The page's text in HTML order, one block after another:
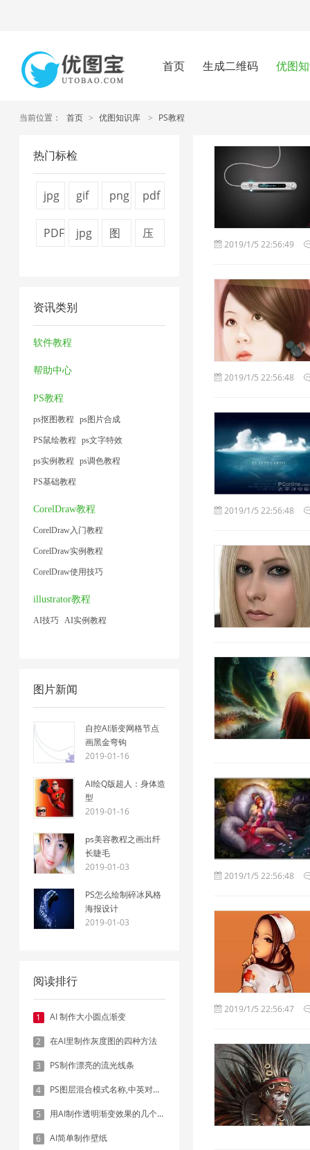
首页 生成二维码 优图
当前位置： 首页 > 优图知识库 > PS教程
热门标检
jpg
缩
1
gif
png
1
pdf
1
PDF
压
缩
1
jpg
1
图
压
资讯类别
软件教程
帮助中心
PS教程
ps抠图教程 ps图片合成
PS鼠绘教程 ps文字特效
ps实例教程 ps调色教程
PS基础教程
CorelDraw教程
CorelDraw入门教程
CorelDraw实例教程
CorelDraw使用技巧
illustrator教程
AI技巧 AI实例教程
图片新闻
自控AI渐变网格节点
画黑金弯钩
2019-01-16
AI绘Q版超人：身体造
型
2019-01-16
ps美容教程之画出纤
长睫毛
2019-01-03
PS怎么绘制碎冰风格
海报设计
2019-01-03
阅读排行
1 AI 制作大小圆点渐变
2 在AI里制作灰度图的四种方法
3 PS制作漂亮的流光线条
4 PS图层混合模式名称,中英对照表
5 用AI制作透明渐变效果的几个方法
6 AI简单制作壁纸
2019/1/5 22:56:49
2019/1/5 22:56:48
2019/1/5 22:56:48
2019/1/5 22:56:48
2019/1/5 22:56:47